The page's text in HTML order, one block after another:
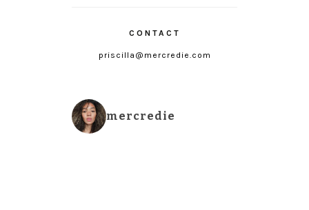
CONTACT
priscilla@mercredie.com
mercredie